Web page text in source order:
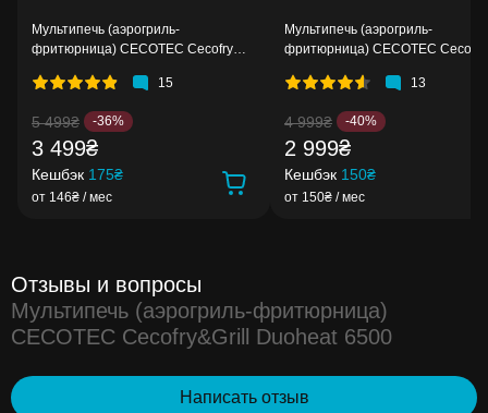
Мультипечь (аэрогриль-
фритюрница) CECOTEC Cecofry
15
5 499₴ -36%
3 499₴
Кешбэк 175₴
от 146₴ / мес
Мультипечь (аэрогриль-
фритюрница) CECOTEC Cecofry
13
4 999₴ -40%
2 999₴
Кешбэк 150₴
от 150₴ / мес
Отзывы и вопросы
Мультипечь (аэрогриль-фритюрница)
CECOTEC Cecofry&Grill Duoheat 6500
Написать отзыв